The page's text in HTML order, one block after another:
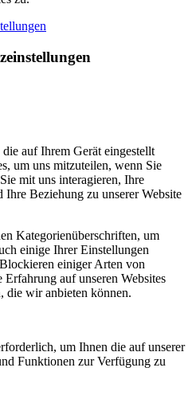
auf Ihrem Gerät eingestellt
um uns mitzuteilen, wenn Sie
mit uns interagieren, Ihre
Ihre Beziehung zu unserer Website
Kategorienüberschriften, um
einige Ihrer Einstellungen
einiger Arten von
auf unseren Websites
die wir anbieten können.
um Ihnen die auf unserer
Funktionen zur Verfügung zu